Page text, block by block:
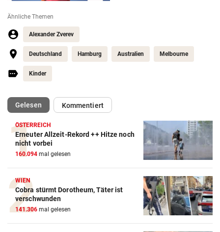
Ähnliche Themen
Alexander Zverev
Deutschland Hamburg Australien Melbourne
Kinder
Gelesen(ausgewählt)Kommentiert
ÖSTERREICH
Erneuter Allzeit-Rekord ++ Hitze noch
nicht vorbei
160.094 mal gelesen
WIEN
Cobra stürmt Dorotheum, Täter ist
verschwunden
141.306 mal gelesen
Action-Cam Vergleich
ZUM VERGLEICH
Crosstrainer Vergleich
ZUM VERGLEICH
E-Bike Vergleich
ZUM VERGLEICH